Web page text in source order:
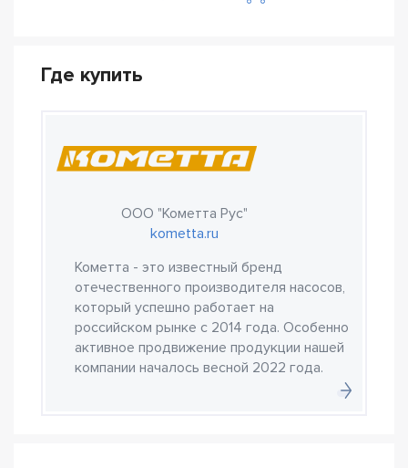
Где купить
ООО "Кометта Рус"
kometta.ru
Кометта - это известный бренд
отечественного производителя насосов,
который успешно работает на
российском рынке с 2014 года. Особенно
активное продвижение продукции нашей
компании началось весной 2022 года.